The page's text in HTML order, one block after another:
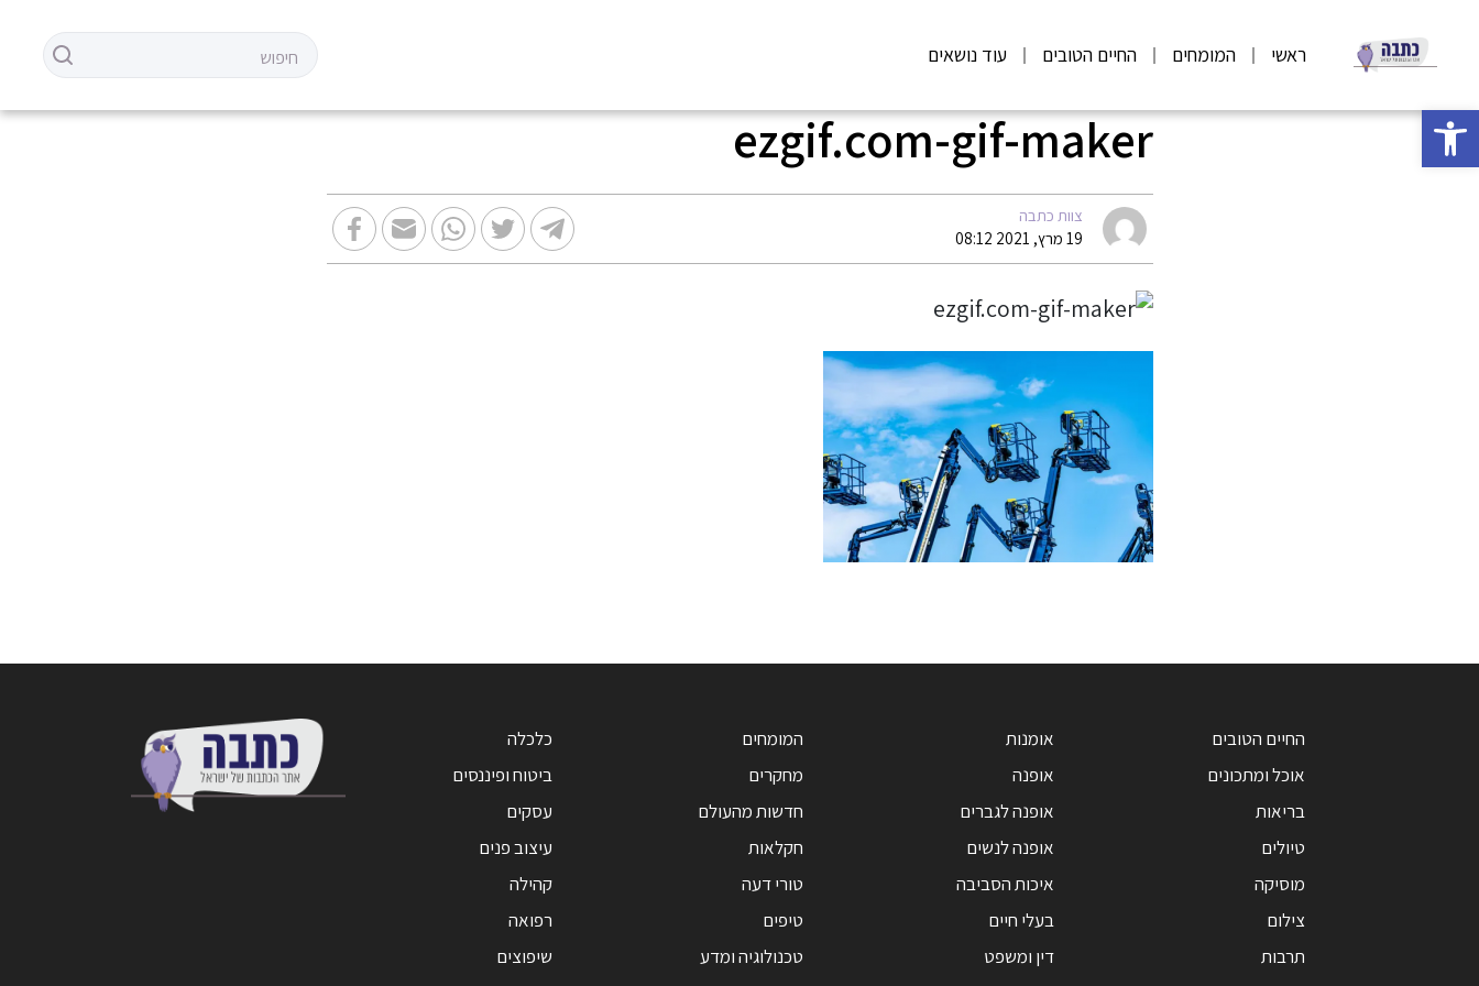
פתח סרגל נגישות
ראשי המומחים החיים הטובים עוד נושאים
ezgif.com-gif-maker
צוות כתבה
19 מרץ, 2021 08:12
החיים הטובים
אוכל ומתכונים
בריאות
טיולים
מוסיקה
צילום
תרבות
אומנות
אופנה
אופנה לגברים
אופנה לנשים
איכות הסביבה
בעלי חיים
דין ומשפט
המומחים
מחקרים
חדשות מהעולם
חקלאות
טורי דעה
טיפים
טכנולוגיה ומדע
כלכלה
ביטוח ופיננסים
עסקים
עיצוב פנים
קהילה
רפואה
שיפוצים